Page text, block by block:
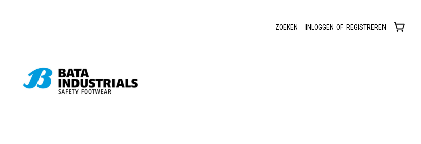
ZOEKEN INLOGGEN OF REGISTREREN